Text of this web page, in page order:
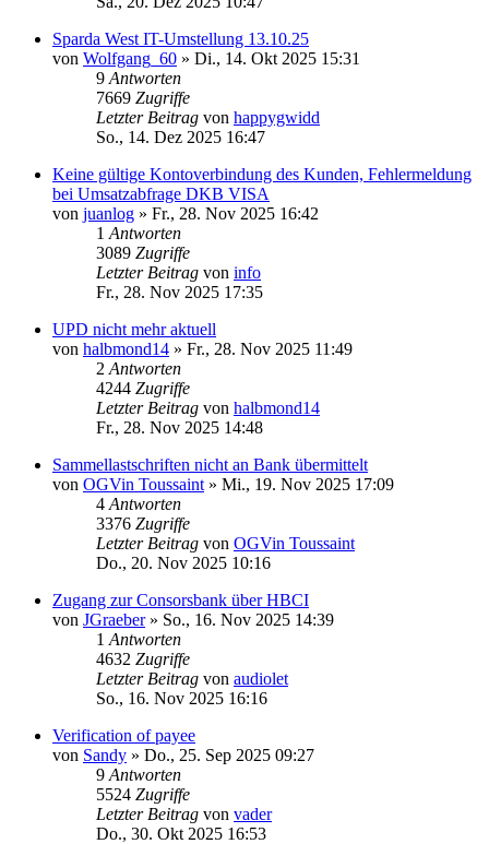
Sparda West IT-Umstellung 13.10.25
von Wolfgang_60 » Di., 14. Okt 2025 15:31
9 Antworten
7669 Zugriffe
Letzter Beitrag von happygwidd
So., 14. Dez 2025 16:47
Keine gültige Kontoverbindung des Kunden, Fehlermeldung
bei Umsatzabfrage DKB VISA
von juanlog » Fr., 28. Nov 2025 16:42
1 Antworten
3089 Zugriffe
Letzter Beitrag von info
Fr., 28. Nov 2025 17:35
UPD nicht mehr aktuell
von halbmond14 » Fr., 28. Nov 2025 11:49
2 Antworten
4244 Zugriffe
Letzter Beitrag von halbmond14
Fr., 28. Nov 2025 14:48
Sammellastschriften nicht an Bank übermittelt
von OGVin Toussaint » Mi., 19. Nov 2025 17:09
4 Antworten
3376 Zugriffe
Letzter Beitrag von OGVin Toussaint
Do., 20. Nov 2025 10:16
Zugang zur Consorsbank über HBCI
von JGraeber» So., 16. Nov 2025 14:39
1 Antworten
4632 Zugriffe
Letzter Beitrag von audiolet
So., 16. Nov 2025 16:16
Verification of payee
von Sandy » Do., 25. Sep 2025 09:27
9 Antworten
5524 Zugriffe
Letzter Beitrag von vader
Do., 30. Okt 2025 16:53